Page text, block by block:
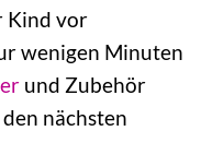
Kind vor
wenigen Minuten
und Zubehör
nächsten